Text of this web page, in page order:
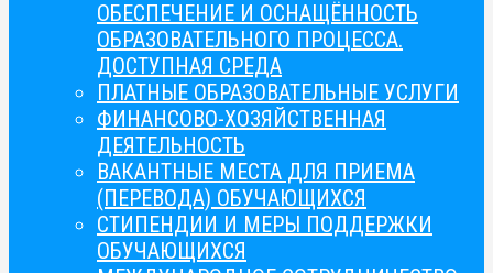
ОБЕСПЕЧЕНИЕ И ОСНАЩЁННОСТЬ
ОБРАЗОВАТЕЛЬНОГО ПРОЦЕССА.
ДОСТУПНАЯ СРЕДА
ПЛАТНЫЕ ОБРАЗОВАТЕЛЬНЫЕ УСЛУГИ
ФИНАНСОВО-ХОЗЯЙСТВЕННАЯ
ДЕЯТЕЛЬНОСТЬ
ВАКАНТНЫЕ МЕСТА ДЛЯ ПРИЕМА
(ПЕРЕВОДА) ОБУЧАЮЩИХСЯ
СТИПЕНДИИ И МЕРЫ ПОДДЕРЖКИ
ОБУЧАЮЩИХСЯ